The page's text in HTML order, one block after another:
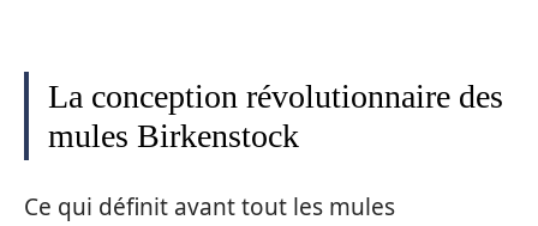
La conception révolutionnaire des
mules Birkenstock
Ce qui définit avant tout les mules